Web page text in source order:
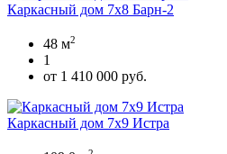
Каркасный дом 7х8 Барн-2
48 м2
1
от 1 410 000 руб.
Каркасный дом 7х9 Истра